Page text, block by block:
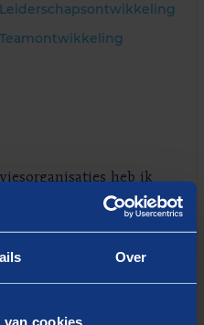
Over
van cookies
heb ik
in uiteenlopende
brengen wat de
Leiderschapsontwikkeling
Teamontwikkeling